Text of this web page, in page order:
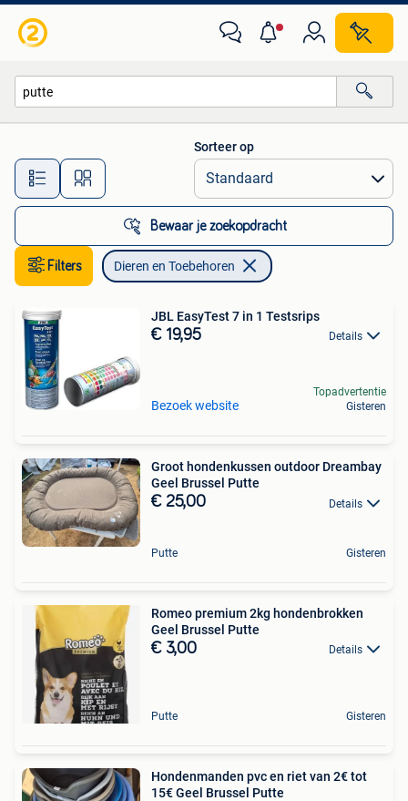
Alle afstanden…
Sorteer op
Bewaar je zoekopdracht
Filters Dieren en Toebehoren
JBL EasyTest 7 in 1 Testsrips
€ 19,95 Details
Bezoek website
Topadvertentie
Gisteren
Groot hondenkussen outdoor Dreambay
Geel Brussel Putte
€ 25,00 Details
Putte Gisteren
Romeo premium 2kg hondenbrokken
Geel Brussel Putte
€ 3,00 Details
Putte Gisteren
Hondenmanden pvc en riet van 2€ tot
15€ Geel Brussel Putte